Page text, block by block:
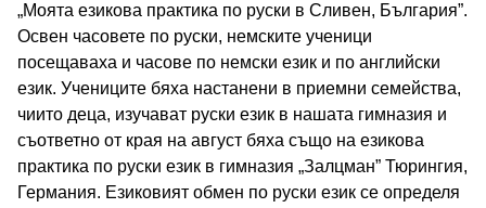
„Моята езикова практика по руски в Сливен, България”.
Освен часовете по руски, немските ученици
посещаваха и часове по немски език и по английски
език. Учениците бяха настанени в приемни семейства,
чиито деца, изучават руски език в нашата гимназия и
съответно от края на август бяха също на езикова
практика по руски език в гимназия „Залцман” Тюрингия,
Германия. Езиковият обмен по руски език се определя